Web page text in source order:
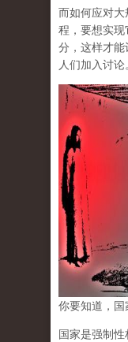
而如何应对
程，要想实
分，这样才
人们加入讨论
你要知道，国
国家是强制